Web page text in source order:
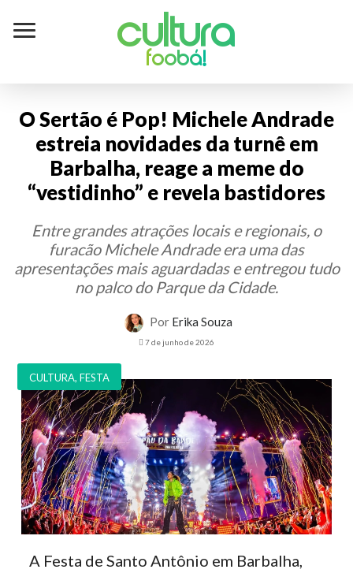
Cultura
foobá!
O Sertão é Pop! Michele Andrade
estreia novidades da turnê em
Barbalha, reage a meme do
“vestidinho” e revela bastidores
Entre grandes atrações locais e regionais, o
furacão Michele Andrade era uma das
apresentações mais aguardadas e entregou tudo
no palco do Parque da Cidade.
Por Erika Souza
7 de junho de 2026
CULTURA,FESTA
A Festa de Santo Antônio em Barbalha,